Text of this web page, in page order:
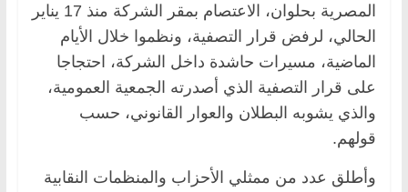
المصرية بحلوان، الاعتصام بمقر الشركة منذ 17 يناير
الحالي، لرفض قرار التصفية، ونظموا خلال الأيام
الماضية، مسيرات حاشدة داخل الشركة، احتجاجا
على قرار التصفية الذي أصدرته الجمعية العمومية،
والذي يشوبه البطلان والعوار القانوني، حسب
قولهم.
وأطلق عدد من ممثلي الأحزاب والمنظمات النقابية